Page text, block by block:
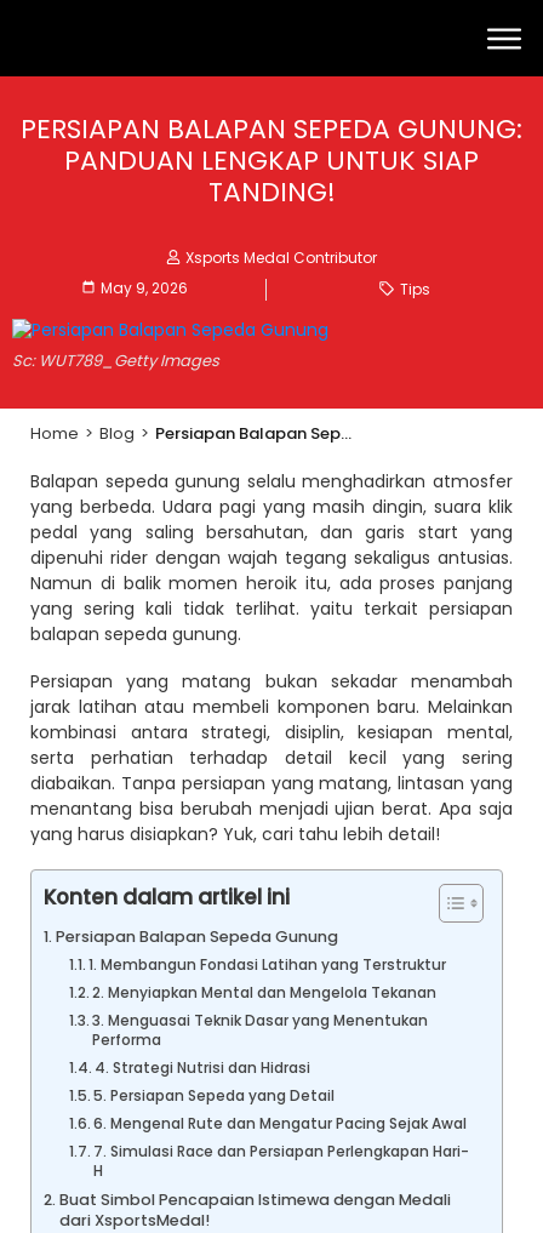
PERSIAPAN BALAPAN SEPEDA GUNUNG:
PANDUAN LENGKAP UNTUK SIAP
TANDING!
Xsports Medal Contributor
May 9, 2026
Tips
Sc: WUT789_Getty Images
Home > Blog > Persiapan Balapan Sepeda Gunung: Panduan Lengkap untuk Siap Tanding!
Balapan sepeda gunung selalu menghadirkan atmosfer
yang berbeda. Udara pagi yang masih dingin, suara klik
pedal yang saling bersahutan, dan garis start yang
dipenuhi rider dengan wajah tegang sekaligus antusias.
Namun di balik momen heroik itu, ada proses panjang
yang sering kali tidak terlihat. yaitu terkait persiapan
balapan sepeda gunung.
Persiapan yang matang bukan sekadar menambah
jarak latihan atau membeli komponen baru. Melainkan
kombinasi antara strategi, disiplin, kesiapan mental,
serta perhatian terhadap detail kecil yang sering
diabaikan. Tanpa persiapan yang matang, lintasan yang
menantang bisa berubah menjadi ujian berat. Apa saja
yang harus disiapkan? Yuk, cari tahu lebih detail!
Konten dalam artikel ini
Persiapan Balapan Sepeda Gunung
1. Membangun Fondasi Latihan yang Terstruktur
2. Menyiapkan Mental dan Mengelola Tekanan
3. Menguasai Teknik Dasar yang Menentukan
Performa
4. Strategi Nutrisi dan Hidrasi
5. Persiapan Sepeda yang Detail
6. Mengenal Rute dan Mengatur Pacing Sejak Awal
7. Simulasi Race dan Persiapan Perlengkapan Hari-
H
Buat Simbol Pencapaian Istimewa dengan Medali
dari XsportsMedal!